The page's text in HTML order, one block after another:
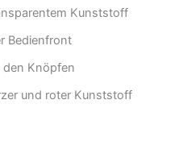
Kunststoff
Bedienfront
den Knöpfen
und roter Kunststoff